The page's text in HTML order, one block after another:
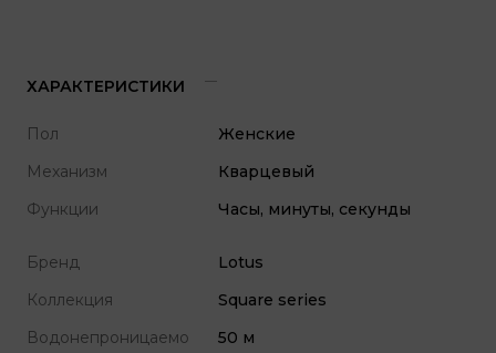
ХАРАКТЕРИСТИКИ
Пол
Женские
Механизм
Кварцевый
Функции
Часы, минуты, секунды
Бренд
Lotus
Коллекция
Square series
Водонепроницаемо
50 м